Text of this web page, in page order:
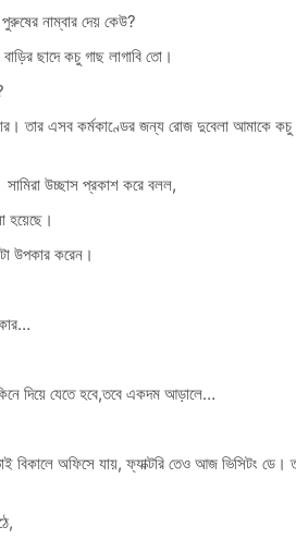
নাম্বার দেয় কেউ?
ছাদে কচু গাছ লাগাবি তো।
তার এসব কর্মকাণ্ডের জন্য রোজ দুবেলা আমাকে কচু
সামিরা উচ্ছাস প্রকাশ করে বলল,
হয়েছে।
উপকার করেন।
দিয়ে যেতে হবে,তবে একদম আড়ালে…
বিকালে অফিসে যায়, ফ্যাক্টরি তেও আজ ভিসিটং